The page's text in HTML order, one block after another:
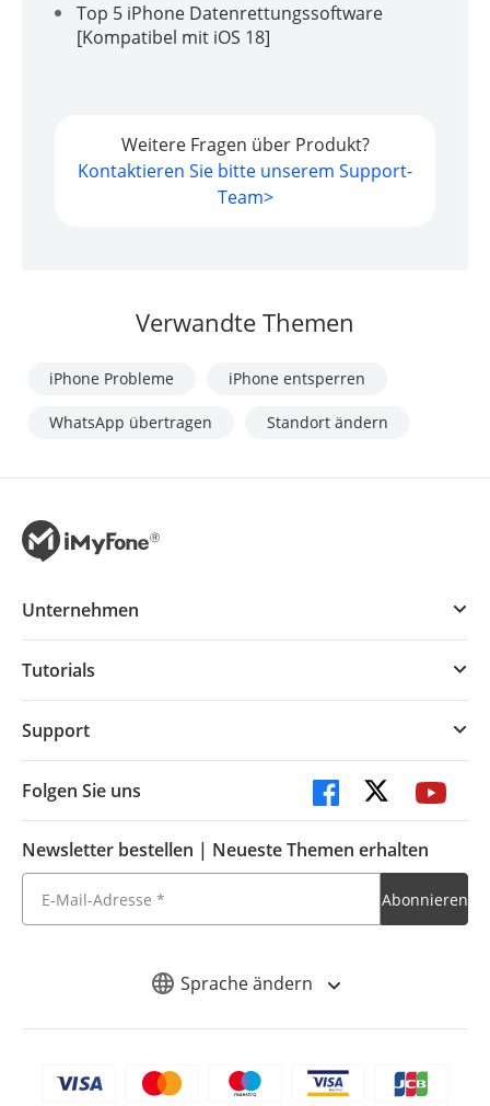
Top 5 iPhone Datenrettungssoftware
[Kompatibel mit iOS 18]
Weitere Fragen über Produkt?
Kontaktieren Sie bitte unserem Support-
Team>
Verwandte Themen
iPhone Probleme iPhone entsperren
WhatsApp übertragen Standort ändern
Sprache ändern
Unternehmen
Tutorials
Support
Folgen Sie uns
Newsletter bestellen | Neueste Themen erhalten